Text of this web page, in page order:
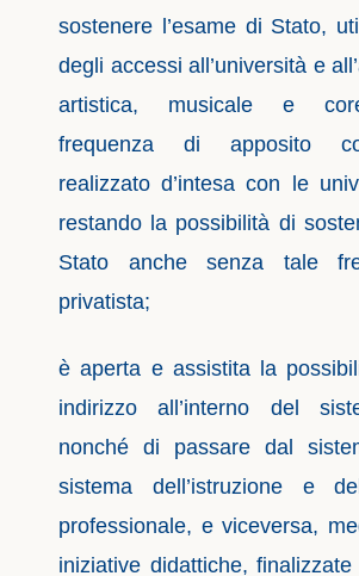
sostenere l’esame di Stato,
degli accessi all’università e
artistica, musicale e
frequenza di apposito
realizzato d’intesa con le
restando la possibilità di
Stato anche senza tale
privatista;
è aperta e assistita la
indirizzo all’interno del
nonché di passare dal
sistema dell’istruzione e
professionale, e viceversa,
iniziative didattiche, finalizzate